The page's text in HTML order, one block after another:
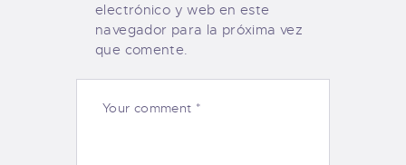
electrónico y web en este
navegador para la próxima vez
que comente.